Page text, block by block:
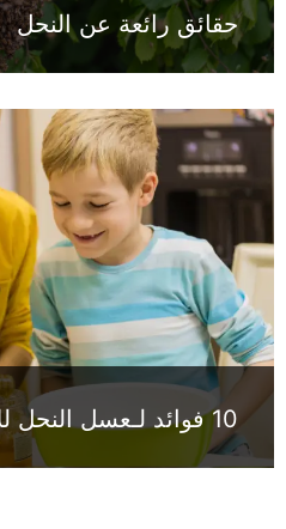
حقائق رائعة عن النحل
10 فوائد لـعسل النحل للأطفال